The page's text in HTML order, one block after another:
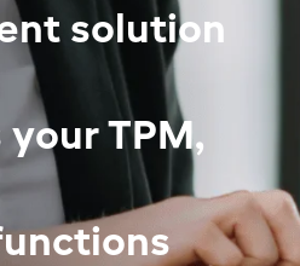
solution
TPM,